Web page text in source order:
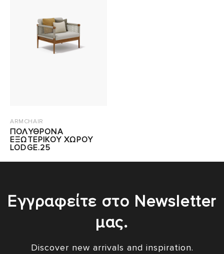
ARMCHAIR
ΠΟΛΥΘΡΟΝΑ
ΕΞΩΤΕΡΙΚΟΥ ΧΩΡΟΥ
LODGE.25
Εγγραφείτε στο Newsletter
μας.
Discover new arrivals and inspiration.